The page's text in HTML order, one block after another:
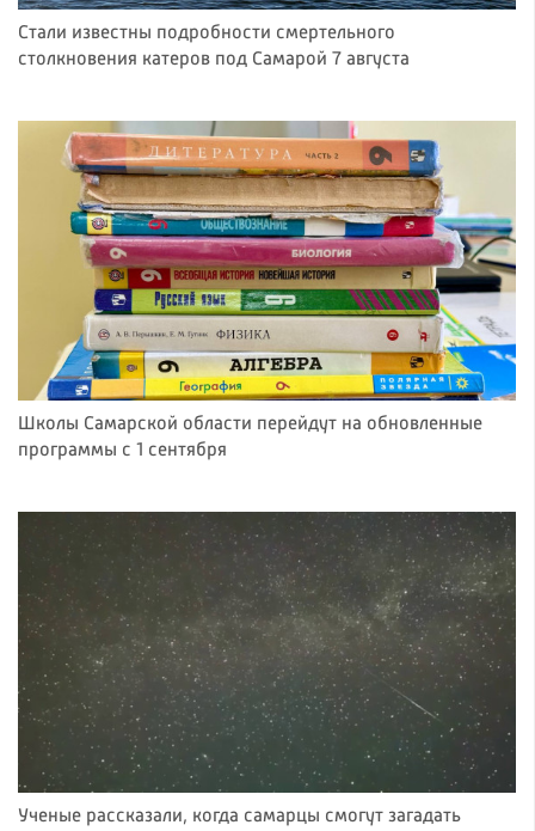
Стали известны подробности смертельного
столкновения катеров под Самарой 7 августа
Школы Самарской области перейдут на обновленные
программы с 1 сентября
Ученые рассказали, когда самарцы смогут загадать